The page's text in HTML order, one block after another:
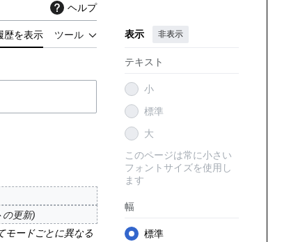
ヘルプ
歴を表示 ツール 表示 非表示
テキスト
小
標準
大
このページは常に小さい
フォントサイズを使用し
ます
幅
標準
の更新
モードごとに異なる